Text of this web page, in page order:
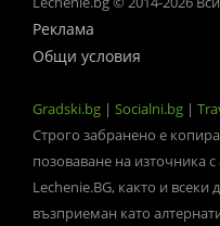
Реклама
Общи условия
Gradski.bg | Socialni.bg |
Строго забранено е
позоваване на източника
Lechenie.BG, както и
възприеман като